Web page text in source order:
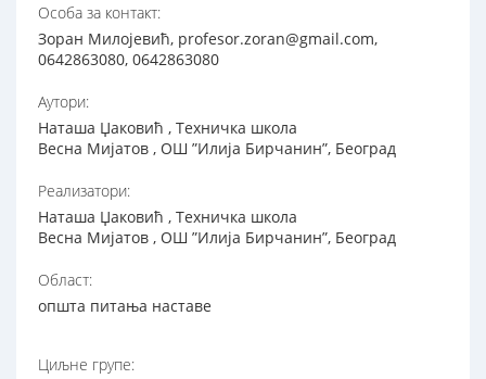
Особа за контакт:
Зоран Милојевић, profesor.zoran@gmail.com,
0642863080, 0642863080
Аутори:
Наташа Џаковић , Техничка школа
Весна Мијатов , ОШ ”Илија Бирчанин”, Београд
Реализатори:
Наташа Џаковић , Техничка школа
Весна Мијатов , ОШ ”Илија Бирчанин”, Београд
Област:
општа питања наставе
Циљне групе: